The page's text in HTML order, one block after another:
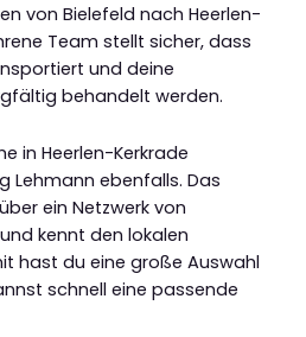
von Bielefeld nach Heerlen-
Team stellt sicher, dass
und deine
behandelt werden.
in Heerlen-Kerkrade
Lehmann ebenfalls. Das
ein Netzwerk von
kennt den lokalen
hast du eine große Auswahl
schnell eine passende